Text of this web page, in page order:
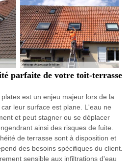
parfaite de votre toit-terrasse
est un enjeu majeur lors de la
leur surface est plane. L'eau ne
et peut stagner ou se déplacer
ainsi des risques de fuite.
de terrasse sont à disposition et
des besoins spécifiques du client.
sensible aux infiltrations d'eau